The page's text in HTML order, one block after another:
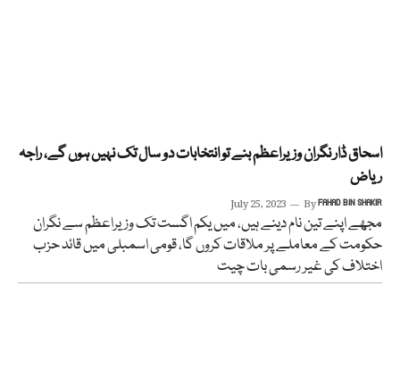
اسحاق ڈار نگران وزیراعظم بنے تو انتخابات دو سال تک نہیں ہوں گے، راجہ
ریاض
July 25, 2023 ByFAHAD BIN SHAKIR
مجھے اپنے تین نام دینے ہیں، میں یکم اگست تک وزیراعظم سے نگران
حکومت کے معاملے پر ملاقات کروں گا، قومی اسمبلی میں قائد حزب
اختلاف کی غیر رسمی بات چیت